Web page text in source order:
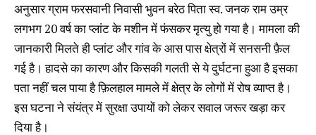
अनुसार ग्राम फरसवानी निवासी भुवन बरेठ पिता स्व. जनक राम उम्र
लगभग 20 वर्ष का प्लांट के मशीन में फंसकर मृत्यु हो गया है। मामला की
जानकारी मिलते ही प्लांट और गांव के आस पास क्षेत्रों में सनसनी फ़ैल
गई है। हादसे का कारण और किसकी गलती से ये दुर्घटना हुआ है इसका
पता नहीं चल पाया है फ़िलहाल मामले में क्षेत्र के लोगों में रोष व्याप्त है।
इस घटना ने संयंत्र में सुरक्षा उपायों को लेकर सवाल जरूर खड़ा कर
दिया है।